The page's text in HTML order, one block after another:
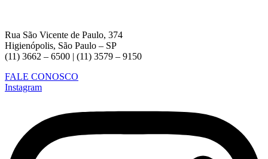
Rua São Vicente de Paulo, 374
Higienópolis, São Paulo – SP
(11) 3662 – 6500 | (11) 3579 – 9150
FALE CONOSCO
Instagram